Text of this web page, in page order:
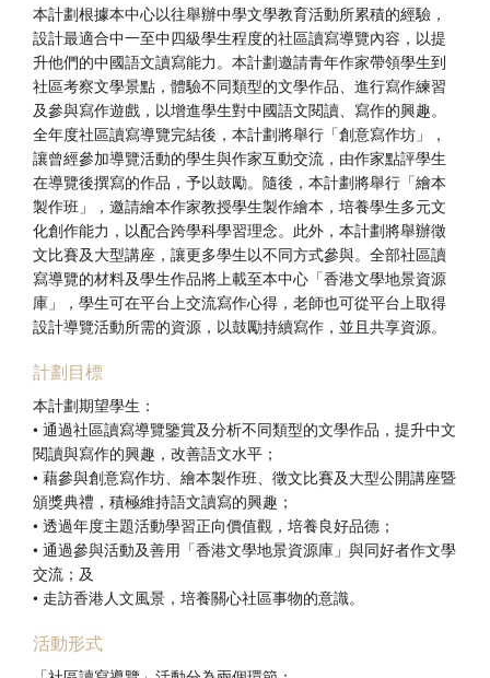
本計劃根據本中心以往舉辦中學文學教育活動所累積的經驗，
設計最適合中一至中四級學生程度的社區讀寫導覽內容，以提
升他們的中國語文讀寫能力。本計劃邀請青年作家帶領學生到
社區考察文學景點，體驗不同類型的文學作品、進行寫作練習
及參與寫作遊戲，以增進學生對中國語文閱讀、寫作的興趣。
全年度社區讀寫導覽完結後，本計劃將舉行「創意寫作坊」，
讓曾經參加導覽活動的學生與作家互動交流，由作家點評學生
在導覽後撰寫的作品，予以鼓勵。隨後，本計劃將舉行「繪本
製作班」，邀請繪本作家教授學生製作繪本，培養學生多元文
化創作能力，以配合跨學科學習理念。此外，本計劃將舉辦徵
文比賽及大型講座，讓更多學生以不同方式參與。全部社區讀
寫導覽的材料及學生作品將上載至本中心「香港文學地景資源
庫」，學生可在平台上交流寫作心得，老師也可從平台上取得
設計導覽活動所需的資源，以鼓勵持續寫作，並且共享資源。
計劃目標
本計劃期望學生：
• 通過社區讀寫導覽鑒賞及分析不同類型的文學作品，提升中文
閱讀與寫作的興趣，改善語文水平；
• 藉參與創意寫作坊、繪本製作班、徵文比賽及大型公開講座暨
頒獎典禮，積極維持語文讀寫的興趣；
• 透過年度主題活動學習正向價值觀，培養良好品德；
• 通過參與活動及善用「香港文學地景資源庫」與同好者作文學
交流；及
• 走訪香港人文風景，培養關心社區事物的意識。
活動形式